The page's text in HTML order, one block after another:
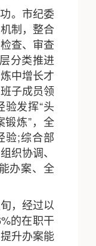
。市纪委
制，整合
查、审查
分类推进
中增长才
子成员领
发挥“头
锻炼”，全
验;综合部
织协调、
办案、全
，经过以
的在职干
升办案能